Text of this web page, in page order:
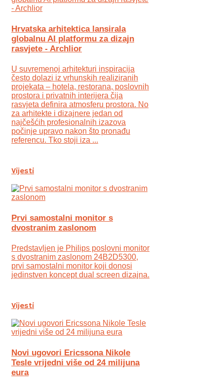
Hrvatska arhitektica lansirala
globalnu AI platformu za dizajn
rasvjete - Archlior
U suvremenoj arhitekturi inspiracija
često dolazi iz vrhunskih realiziranih
projekata – hotela, restorana, poslovnih
prostora i privatnih interijera čija
rasvjeta definira atmosferu prostora. No
za arhitekte i dizajnere jedan od
najčešćih profesionalnih izazova
počinje upravo nakon što pronađu
referencu. Tko stoji iza ...
Vijesti
Prvi samostalni monitor s
dvostranim zaslonom
Predstavljen je Philips poslovni monitor
s dvostranim zaslonom 24B2D5300,
prvi samostalni monitor koji donosi
jedinstven koncept dual screen dizajna.
Vijesti
Novi ugovori Ericssona Nikole
Tesle vrijedni više od 24 milijuna
eura